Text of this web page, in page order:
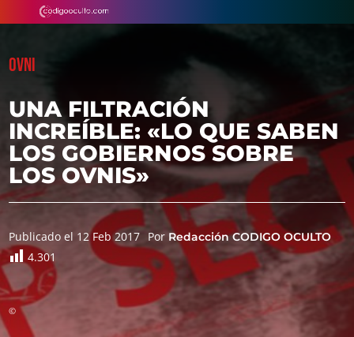
OVNI
UNA FILTRACIÓN
INCREÍBLE: «LO QUE SABEN
LOS GOBIERNOS SOBRE
LOS OVNIS»
Publicado el 12 Feb 2017 Por Redacción CODIGO OCULTO
4.301
©